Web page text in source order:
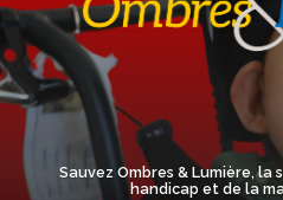
Sauvez Ombres & Lumière,
handicap et de la